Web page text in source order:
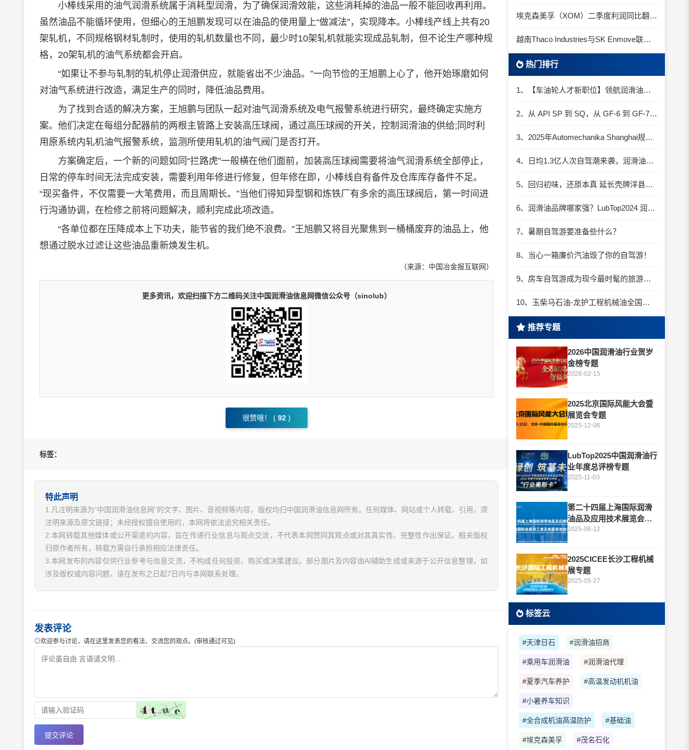
小棒线采用的油气润滑系统属于消耗型润滑，为了确保润滑效能，这些消耗掉的油品一般不能回收再利用。
虽然油品不能循环使用，但细心的王旭鹏发现可以在油品的使用量上“做减法”，实现降本。小棒线产线上共有20
架轧机，不同规格钢材轧制时，使用的轧机数量也不同，最少时10架轧机就能实现成品轧制，但不论生产哪种规
格，20架轧机的油气系统都会开启。
“如果让不参与轧制的轧机停止润滑供应，就能省出不少油品。”一向节俭的王旭鹏上心了，他开始琢磨如何
对油气系统进行改造，满足生产的同时，降低油品费用。
为了找到合适的解决方案，王旭鹏与团队一起对油气润滑系统及电气报警系统进行研究，最终确定实施方
案。他们决定在每组分配器前的两根主管路上安装高压球阀，通过高压球阀的开关，控制 润滑油的供给;同时利
用原系统内轧机油气报警系统，监测所使用轧机的油气阀门是否打开。
方案确定后，一个新的问题如同“拦路虎”一般横在他们面前，加装高压球阀需要将油气润滑系统全部停止，
日常的停车时间无法完成安装，需要利用年修进行修复，但年修在即，小棒线自有备件及仓库库存备件不足。
“现买备件，不仅需要一大笔费用，而且周期长。”当他们得知异型钢和炼铁厂有多余的高压球阀后，第一时间进
行沟通协调，在检修之前将问题解决，顺利完成此项改造。
“各单位都在压降成本上下功夫，能节省的我们绝不浪费。”王旭鹏又将目光聚焦到一桶桶废弃的油品上，他
想通过脱水过滤让这些油品重新焕发生机。
（来源：中国冶金报互联网）
更多资讯，欢迎扫描下方二维码关注中国润滑油信息网微信公众号（sinolub）
很赞哦！ ( 92 )
标签：
特此声明
1.凡注明来源为“中国润滑油信息网”的文字、图片、音视频等内容，版权均归中国润滑油信息网所有。任何媒体、网站或个人转载、引用，须
注明来源及原文链接；未经授权擅自使用的，本网将依法追究相关责任。
2.本网转载其他媒体或公开渠道的内容，旨在传递行业信息与观点交流，不代表本网赞同其观点或对其真实性、完整性作出保证。相关版权
归原作者所有，转载方需自行承担相应法律责任。
3.本网发布的内容仅供行业参考与信息交流，不构成任何投资、购买或决策建议。部分图片及内容由AI辅助生成或来源于公开信息整理，如
涉及版权或内容问题，请在发布之日起7日内与本网联系处理。
发表评论
◎欢迎参与讨论，请在这里发表您的看法、交流您的观点。(审核通过可见)
提交评论
埃克森美孚（XOM）二季度利润同比翻倍 创2022年以来新高
越南Thaco Industries与SK Enmove联手合作润滑油
热门排行
1、【车油轮人才新职位】领航润滑油优质职位招聘
2、从 API SP 到 SQ，从 GF-6 到 GF-7：润滑油技术壁垒再升高，你准备好了吗？
3、2025年Automechanika Shanghai规模再度扩大：首次启用国家会展中心（上海）全部15个展馆
4、日均1.3亿人次自驾潮来袭，润滑油行业解锁增长新密码​
5、回归初味，还原本真 延长壳牌洋县踏春自驾游
6、润滑油品牌哪家强？LubTop2024 润滑油总评榜荣耀张榜
7、暑期自驾游要准备些什么？
8、当心一箱廉价汽油毁了你的自驾游！
9、房车自驾游成为现今最时髦的旅游方式
10、玉柴马石油-龙护工程机械油全国招商丨卓越的品质，专业的品牌！
推荐专题
2026中国润滑油行业贺岁
金榜专题
2026-02-15
2025北京国际风能大会暨
展览会专题
2025-12-06
LubTop2025中国润滑油行
业年度总评榜专题
2025-11-03
第二十四届上海国际润滑
油品及应用技术展览会专
题
2025-06-12
2025CICEE长沙工程机械
展专题
2025-05-27
标签云
#天津日石 #润滑油招商
#乘用车润滑油 #润滑油代理
#夏季汽车养护 #高温发动机机油
#小暑养车知识
#全合成机油高温防护 #基础油
#埃克森美孚 #茂名石化